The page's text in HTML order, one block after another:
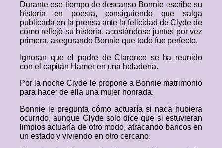
Durante ese tiempo de descanso Bonnie escribe su
historia en poesía, consiguiendo que salga
publicada en la prensa ante la felicidad de Clyde de
cómo reflejó su historia, acostándose juntos por vez
primera, asegurando Bonnie que todo fue perfecto.
Ignoran que el padre de Clarence se ha reunido
con el capitán Hamer en una heladería.
Por la noche Clyde le propone a Bonnie matrimonio
para hacer de ella una mujer honrada.
Bonnie le pregunta cómo actuaría si nada hubiera
ocurrido, aunque Clyde solo dice que si estuvieran
limpios actuaría de otro modo, atracando bancos en
un estado y viviendo en otro cercano.